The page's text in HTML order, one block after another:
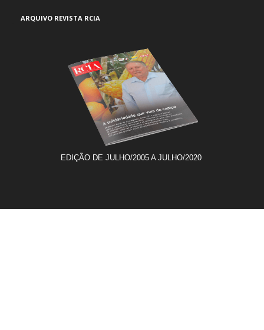
ARQUIVO REVISTA RCIA
EDIÇÃO DE JULHO/2005 A JULHO/2020